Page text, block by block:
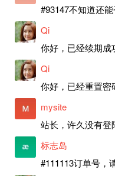
#93147不知道还
Qi
你好，已经续期成
Qi
你好，已经重置密
mysite
标志岛
#111113订单号，